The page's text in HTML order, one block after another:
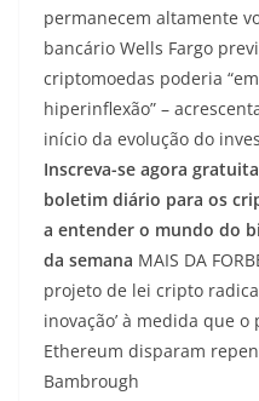
permanecem altamente
bancário Wells Fargo
criptomoedas poderia
hiperinflexão” –
início da evolução do
Inscreva-se agora
boletim diário para os
a entender o mundo do
da semana MAIS DA
projeto de lei cripto
inovação’ à medida que
Ethereum disparam
Bambrough